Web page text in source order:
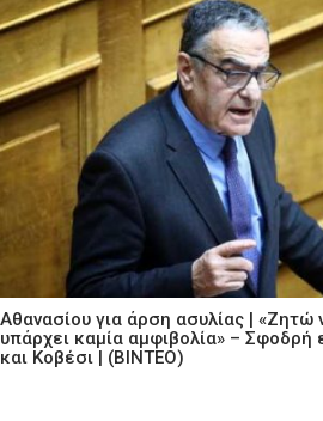
Αθανασίου για άρση ασυλίας | «Ζητώ
υπάρχει καμία αμφιβολία» – Σφοδρή
και Κοβέσι | (ΒΙΝΤΕΟ)